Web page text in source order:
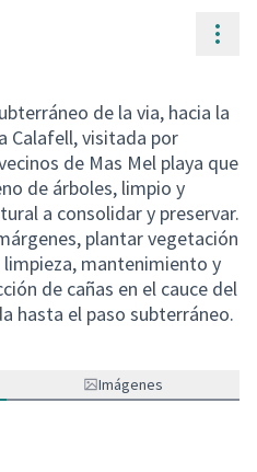
de la via, hacia la
Calafell, visitada por
de Mas Mel playa que
de árboles, limpio y
a consolidar y preservar.
plantar vegetación
mantenimiento y
de cañas en el cauce del
hasta el paso subterráneo.
Imágenes